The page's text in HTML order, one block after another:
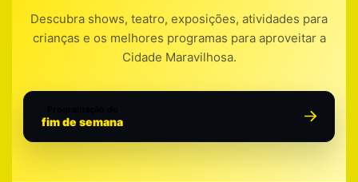
Descubra shows, teatro, exposições, atividades para
crianças e os melhores programas para aproveitar a
Cidade Maravilhosa.
fim de semana